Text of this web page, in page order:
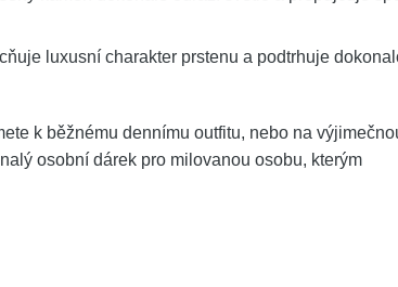
luxusní charakter prstenu a podtrhuje
k běžnému dennímu outfitu, nebo na
osobní dárek pro milovanou osobu, kterým